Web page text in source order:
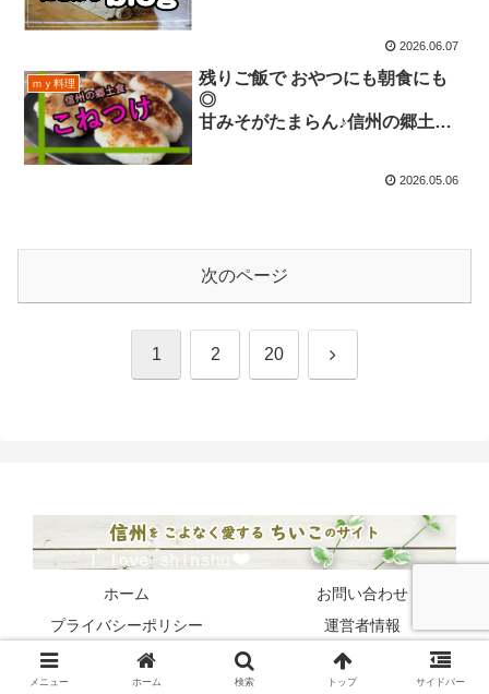
2026.06.07
ｍｙ料理
残りご飯で おやつにも朝食にも
◎
甘みそがたまらん♪信州の郷土食
2026.05.06
次のページ
1 2 20 次
ホーム
お問い合わせ
プライバシーポリシー
運営者情報
© 2023 信州をこよなく愛するちいこのサイト.
メニュー ホーム 検索 トップ サイドバー